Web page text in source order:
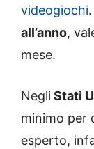
videogiochi
all’anno,
mese.
NegliStati
minimo per
esperto,